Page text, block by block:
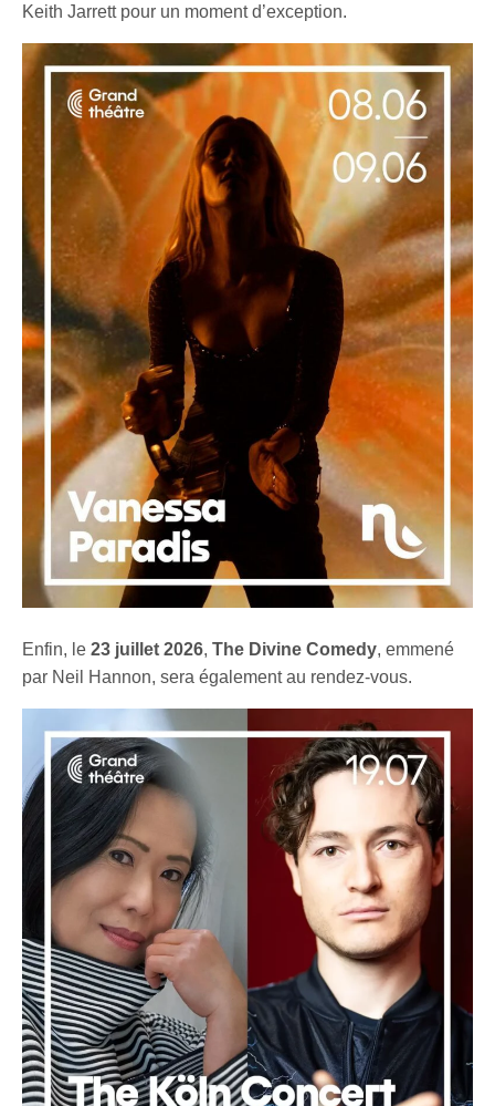
Keith Jarrett pour un moment d’exception.
Enfin, le23 juillet 2026,The Divine Comedy, emmené
par Neil Hannon, sera également au rendez-vous.